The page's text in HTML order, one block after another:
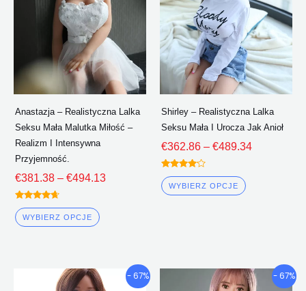
Anastazja – Realistyczna Lalka
Seksu Mała Malutka Miłość –
Realizm I Intensywna
Przyjemność.
€381.38 – €494.13
Oceniono
4.50
z 5
WYBIERZ OPCJE
wariantów.
Opcje
można
wybrać
na
produktu
Shirley – Realistyczna Lalka
Seksu Mała I Urocza Jak Anioł
€362.86 – €489.34
Oceniono
4.00
z 5
WYBIERZ OPCJE
wariantów.
Opcje
można
wybrać
na
produktu
- 67%
Przedział
Ten
- 67%
Przedział
Ten